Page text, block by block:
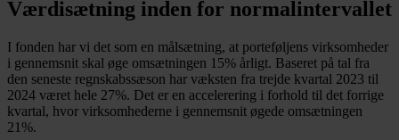
Værdisætning inden for normalintervallet
I fonden har vi det som en målsætning, at porteføljens virksomheder
i gennemsnit skal øge omsætningen 15% årligt. Baseret på tal fra
den seneste regnskabssæson har væksten fra trejde kvartal 2023 til
2024 været hele 27%. Det er en accelerering i forhold til det forrige
kvartal, hvor virksomhederne i gennemsnit øgede omsætningen
21%.